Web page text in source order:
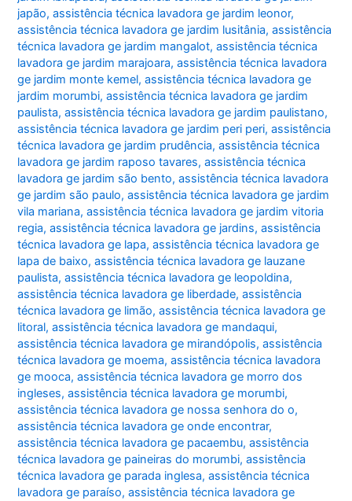
japão,assistência técnica lavadora ge jardim leonor,
assistência técnica lavadora ge jardim lusitânia,assistência
técnica lavadora ge jardim mangalot,assistência técnica
lavadora ge jardim marajoara,assistência técnica lavadora
ge jardim monte kemel,assistência técnica lavadora ge
jardim morumbi,assistência técnica lavadora ge jardim
paulista,assistência técnica lavadora ge jardim paulistano,
assistência técnica lavadora ge jardim peri peri,assistência
técnica lavadora ge jardim prudência,assistência técnica
lavadora ge jardim raposo tavares,assistência técnica
lavadora ge jardim são bento,assistência técnica lavadora
ge jardim são paulo,assistência técnica lavadora ge jardim
vila mariana,assistência técnica lavadora ge jardim vitoria
regia,assistência técnica lavadora ge jardins,assistência
técnica lavadora ge lapa,assistência técnica lavadora ge
lapa de baixo,assistência técnica lavadora ge lauzane
paulista,assistência técnica lavadora ge leopoldina,
assistência técnica lavadora ge liberdade,assistência
técnica lavadora ge limão,assistência técnica lavadora ge
litoral,assistência técnica lavadora ge mandaqui,
assistência técnica lavadora ge mirandópolis,assistência
técnica lavadora ge moema,assistência técnica lavadora
ge mooca,assistência técnica lavadora ge morro dos
ingleses,assistência técnica lavadora ge morumbi,
assistência técnica lavadora ge nossa senhora do o,
assistência técnica lavadora ge onde encontrar,
assistência técnica lavadora ge pacaembu,assistência
técnica lavadora ge paineiras do morumbi,assistência
técnica lavadora ge parada inglesa,assistência técnica
lavadora ge paraíso,assistência técnica lavadora ge